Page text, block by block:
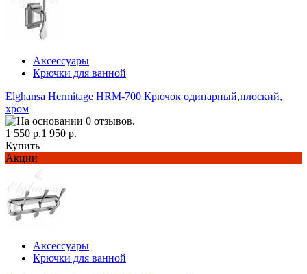
Аксессуары
Крючки для ванной
Elghansa Hermitage HRM-700 Крючок одинарный,плоский,
хром
1 550 р.1 950 р.
Купить
Акции
Аксессуары
Крючки для ванной